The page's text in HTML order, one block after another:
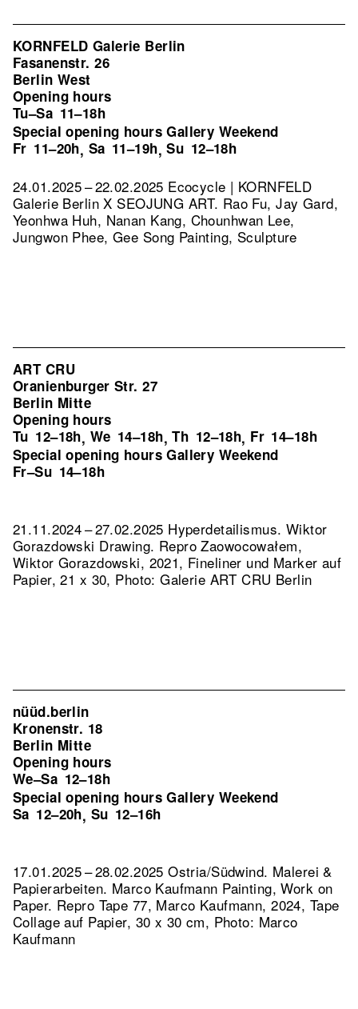
KORNFELD Galerie Berlin
Fasanenstr. 26
Berlin West
Opening hours
Tu–Sa 11–18h
Special opening hours Gallery Weekend
Fr 11–20h, Sa 11–19h,Su 12–18h
24.01.2025 – 22.02.2025 Ecocycle | KORNFELD
Galerie Berlin X SEOJUNG ART. Rao Fu, Jay Gard,
Yeonhwa Huh, Nanan Kang, Chounhwan Lee,
Jungwon Phee, Gee Song Painting, Sculpture
ART CRU
Oranienburger Str. 27
Berlin Mitte
Opening hours
Tu 12–18h, We 14–18h,Th 12–18h, Fr 14–18h
Special opening hours Gallery Weekend
Fr–Su 14–18h
21.11.2024 – 27.02.2025 Hyperdetailismus. Wiktor
Gorazdowski Drawing. Repro Zaowocowałem,
Wiktor Gorazdowski, 2021, Fineliner und Marker auf
Papier, 21 x 30, Photo: Galerie ART CRU Berlin
nüüd.berlin
Kronenstr. 18
Berlin Mitte
Opening hours
We–Sa 12–18h
Special opening hours Gallery Weekend
Sa 12–20h, Su 12–16h
17.01.2025 – 28.02.2025 Ostria/Südwind. Malerei &
Papierarbeiten. Marco Kaufmann Painting, Work on
Paper. Repro Tape 77, Marco Kaufmann, 2024, Tape
Collage auf Papier, 30 x 30 cm, Photo: Marco
Kaufmann